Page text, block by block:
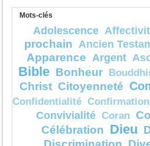
Si
–
Dieu.
Mots-clés
Adolescence
prochain Ancien
Apparence Argent
Bible Bonheur
Christ Citoyenneté
Confidentialité Confirmation
Convivialité Coran
Célébration Dieu